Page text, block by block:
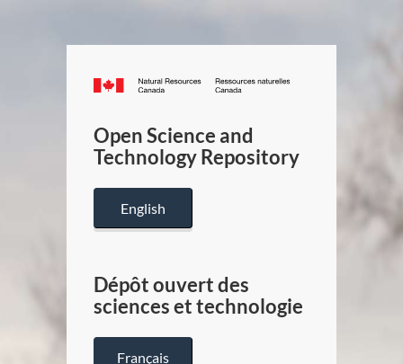
Canada.ca
/
Canada
Open Science and
Technology Repository
English
Dépôt ouvert des
sciences et technologie
Français